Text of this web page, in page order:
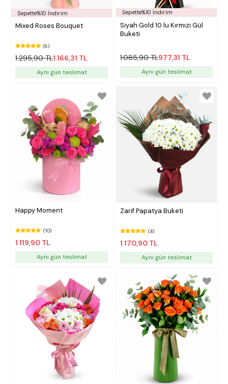
Sepette%10 İndirim
Mixed Roses Bouquet
(6)
1.295,90 TL1.166,31 TL
Aynı gün teslimat
Sepette%10 İndirim
Siyah Gold 10 lu Kırmızı Gül
Buketi
1.085,90 TL977,31 TL
Aynı gün teslimat
Happy Moment
(10)
1.119,90 TL
Aynı gün teslimat
Zarif Papatya Buketi
(4)
1.170,90 TL
Aynı gün teslimat